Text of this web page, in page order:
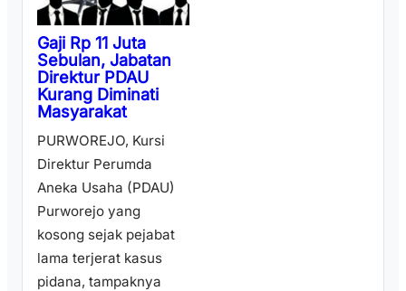
Gaji Rp 11 Juta
Sebulan, Jabatan
Direktur PDAU
Kurang Diminati
Masyarakat
PURWOREJO, Kursi
Direktur Perumda
Aneka Usaha (PDAU)
Purworejo yang
kosong sejak pejabat
lama terjerat kasus
pidana, tampaknya